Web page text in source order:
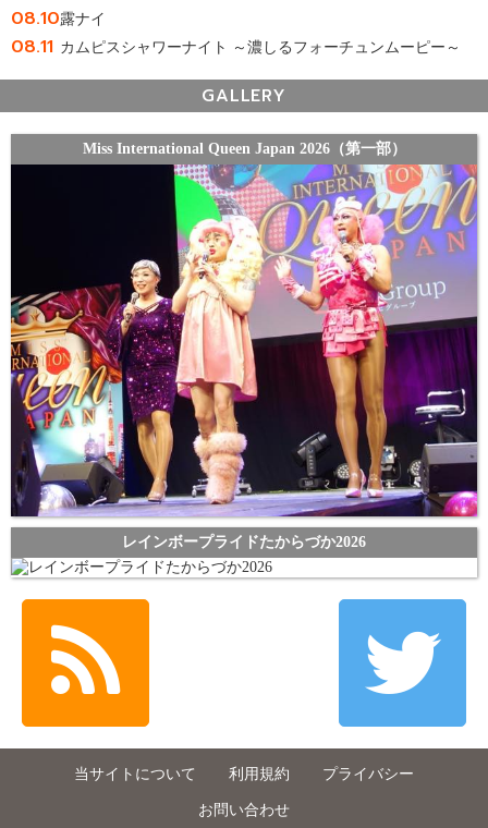
08.10露ナイ
08.11 カムピスシャワーナイト ～濃しるフォーチュンムーピー～
GALLERY
Miss International Queen Japan 2026（第一部）
レインボープライドたからづか2026
当サイトについて 利用規約 プライバシー
お問い合わせ